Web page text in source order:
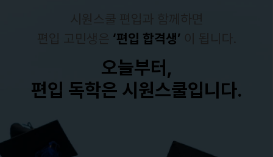
시원스쿨 편입과 함께하면
편입 고민생은 ‘편입 합격생’ 이 됩니다.
오늘부터,
편입 독학은 시원스쿨입니다.